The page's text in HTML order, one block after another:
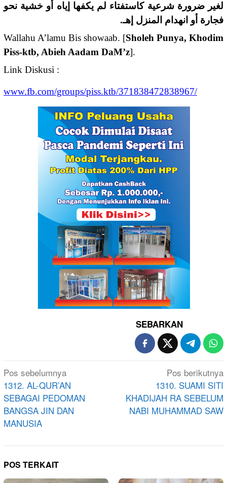
لغير ضرورة شرعية كاستفتاء لم يكفها إياه أو خشية نحو
فجارة أو انهدام المنزل إهـ.
Wallahu A’lamu Bis showaab. [Sholeh Punya, Khodim
Piss-ktb, Abieh Aadam DaM’z].
Link Diskusi :
www.fb.com/groups/piss.ktb/371838472838967/
SEBARKAN
Navigasi
pos
Pos sebelumnya
1312. AL-QUR’AN
SEBAGAI PEDOMAN
BANGSA JIN DAN
MANUSIA
Pos berikutnya
1310. SUAMI SITI
KHADIJAH RA SEBELUM
NABI MUHAMMAD SAW
POS TERKAIT